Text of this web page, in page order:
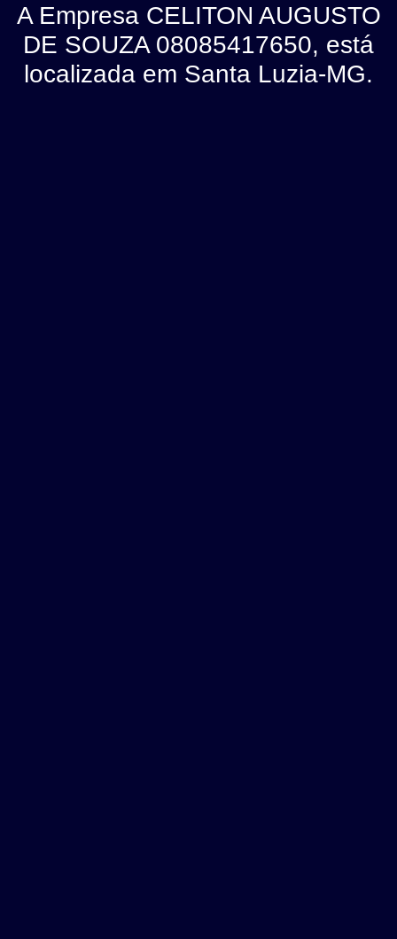
A Empresa CELITON AUGUSTO
DE SOUZA 08085417650, está
localizada em Santa Luzia-MG.